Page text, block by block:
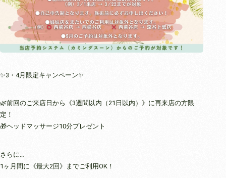
✨3・4月限定キャンペーン✨
🌿前回のご来店日から《3週間以内（21日以内）》に再来店の方限
定！
🎁ヘッドマッサージ10分プレゼント
さらに…
1ヶ月間に《最大2回》までご利用OK！